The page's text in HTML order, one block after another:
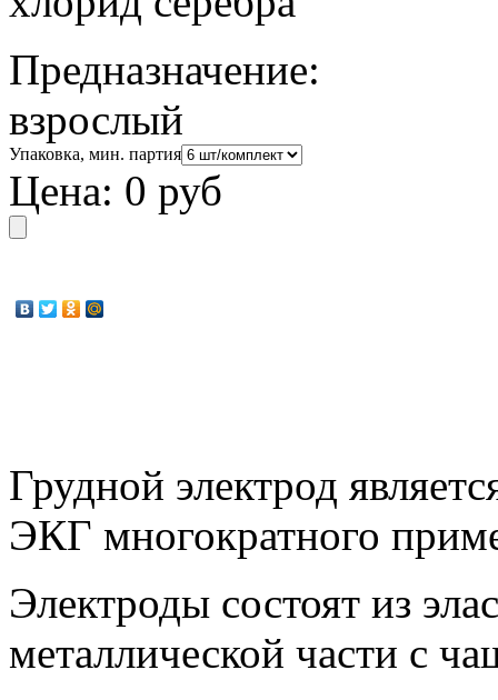
Предназначение:
взрослый
Упаковка, мин. партия
Цена: 0 руб
Грудной электрод
ЭКГ многократного
Электроды состоят из
металлической части с